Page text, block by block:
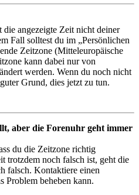
angezeigte Zeit nicht deiner
Fall solltest du im „Persönlichen
Zeitzone (Mitteleuropäische
kann dabei nur von
werden. Wenn du noch nicht
Grund, dies jetzt zu tun.
aber die Forenuhr geht immer
du die Zeitzone richtig
trotzdem noch falsch ist, geht die
falsch. Kontaktiere einen
Problem beheben kann.